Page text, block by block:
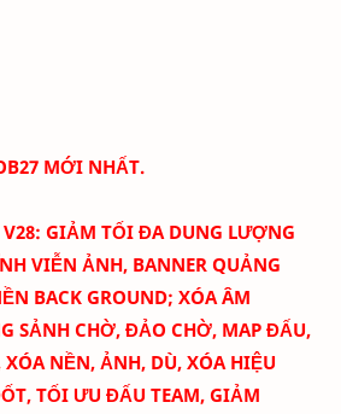
MỚI NHẤT.
V28: GIẢM TỐI ĐA DUNG LƯỢNG
VIỄN ẢNH, BANNER QUẢNG
BACK GROUND; XÓA ÂM
SẢNH CHỜ, ĐẢO CHỜ, MAP ĐẤU,
XÓA NỀN, ẢNH, DÙ, XÓA HIỆU
TỐI ƯU ĐẤU TEAM, GIẢM